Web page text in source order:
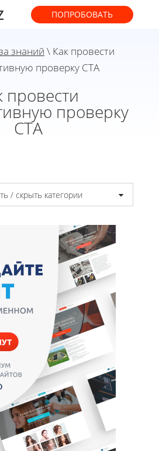
ПОПРОБОВАТЬ
знаний \ Как провести
проверку CTA
провести
проверку
CTA
/ скрыть категории